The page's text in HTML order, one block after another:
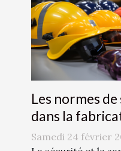
Les normes
dans la
accessoires de
Samedi 24 février